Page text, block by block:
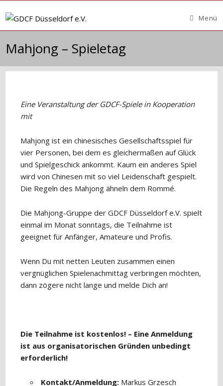
Inhalt
Menü
Mahjong – Spieletag
Eine Veranstaltung der GDCF-Spiele in Kooperation
mit
Mahjong ist ein chinesisches Gesellschaftsspiel für
vier Personen, bei dem es gleichermaßen auf Glück
und Spielgeschick ankommt. Kaum ein anderes Spiel
wird von Chinesen mit so viel Leidenschaft gespielt.
Die Regeln des Mahjong ähneln dem Rommé.
Die Mahjong-Gruppe der GDCF Düsseldorf e.V. spielt
einmal im Monat sonntags, die Teilnahme ist
geeignet für Anfänger, Amateure und Profis.
Wenn Du mit netten Leuten zusammen einen
vergnüglichen Spielenachmittag verbringen möchten,
dann zögere nicht lange und melde Dich an!
Die Teilnahme ist kostenlos! – Eine Anmeldung
ist aus organisatorischen Gründen unbedingt
erforderlich!
Kontakt/Anmeldung: Markus Grzesch